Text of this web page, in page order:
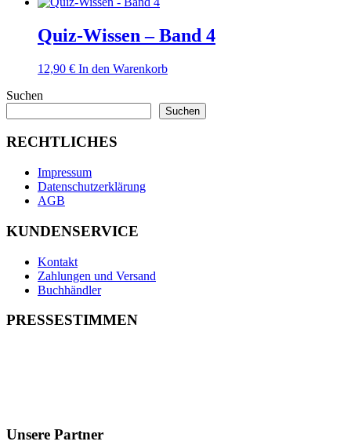
Quiz-Wissen – Band 4
12,90 € In den Warenkorb
Suchen
Suchen
RECHTLICHES
Impressum
Datenschutzerklärung
AGB
KUNDENSERVICE
Kontakt
Zahlungen und Versand
Buchhändler
PRESSESTIMMEN
Unsere Partner